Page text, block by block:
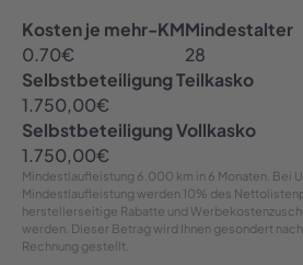
Kosten je mehr-KM
0.70€
Mindestalter
28
Selbstbeteiligung Teilkasko
1.750,00€
Selbstbeteiligung Vollkasko
1.750,00€
Mindestlaufleistung 6.000 km in 6 Monaten . Bei
Mindestlaufleistung werden 10% des
herstellerseitige Rabatte und
werden. Dieser Betrag wird Ihnen gesondert
Rechnung gestellt.